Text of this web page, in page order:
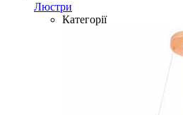
Люстри
Категорії